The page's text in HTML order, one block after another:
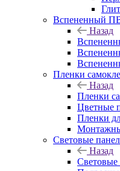
Вспененный
Назад
Пленки
Назад
Пленки
Цветные
Пленки
Световые
Назад
Световые